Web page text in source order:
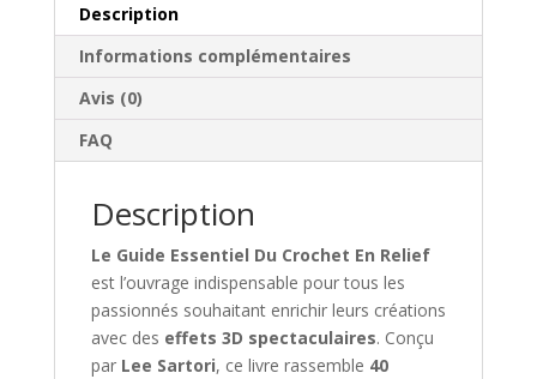
Techniques
Points
Modèles
Description
Informations complémentaires
Avis (0)
FAQ
Description
Le Guide Essentiel Du Crochet En Relief
est l’ouvrage indispensable pour tous les
passionnés souhaitant enrichir leurs créations
avec des effets 3D spectaculaires. Conçu
par Lee Sartori, ce livre rassemble 40